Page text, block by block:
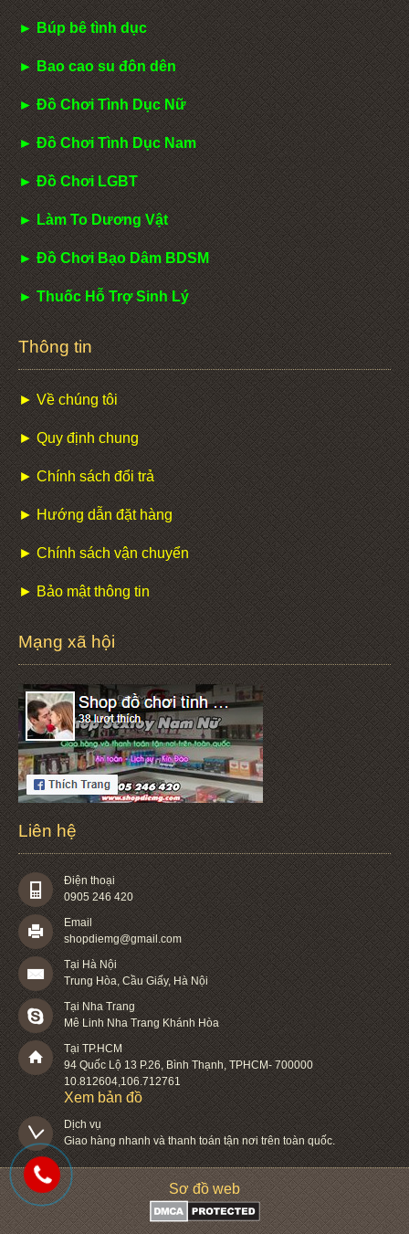
► Búp bê tình dục
► Bao cao su đôn dên
► Đồ Chơi Tình Dục Nữ
► Đồ Chơi Tình Dục Nam
► Đồ Chơi LGBT
► Làm To Dương Vật
► Đồ Chơi Bạo Dâm BDSM
► Thuốc Hỗ Trợ Sinh Lý
Thông tin
► Về chúng tôi
► Quy định chung
► Chính sách đổi trả
► Hướng dẫn đặt hàng
► Chính sách vận chuyển
► Bảo mật thông tin
Mạng xã hội
Liên hệ
Điện thoại
0905 246 420
Email
shopdiemg@gmail.com
Tại Hà Nội
Trung Hòa, Cầu Giấy, Hà Nội
Tại Nha Trang
Mê Linh Nha Trang Khánh Hòa
Tại TP.HCM
94 Quốc Lộ 13 P.26,Bình Thạnh,TPHCM-700000
10.812604,106.712761
Xem bản đồ
Dịch vụ
Giao hàng nhanh và thanh toán tận nơi trên toàn quốc.
Sơ đồ web